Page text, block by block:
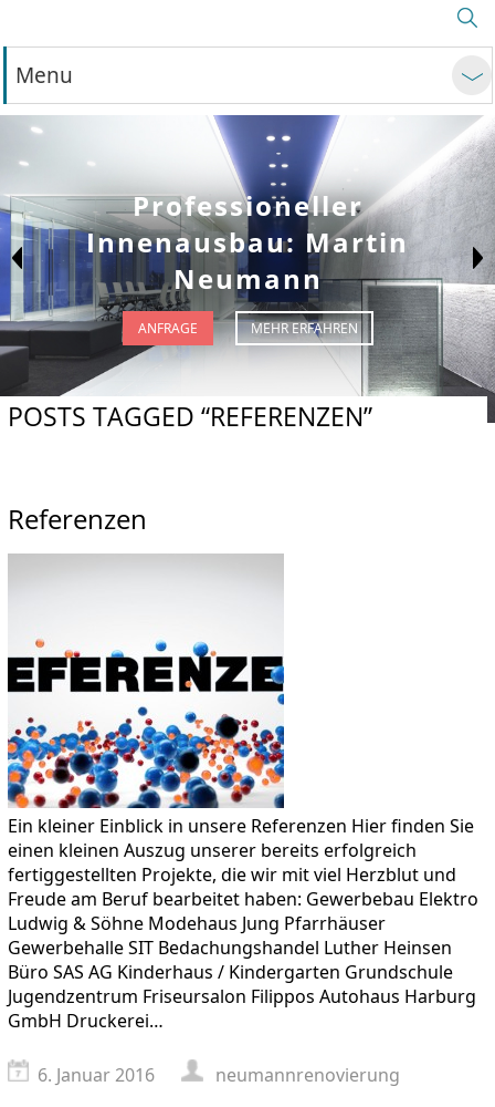
Menu
Professioneller
Innenausbau: Martin
Neumann
ANFRAGE MEHR ERFAHREN
POSTS TAGGED “REFERENZEN”
Referenzen
Ein kleiner Einblick in unsere Referenzen Hier finden Sie
einen kleinen Auszug unserer bereits erfolgreich
fertiggestellten Projekte, die wir mit viel Herzblut und
Freude am Beruf bearbeitet haben: Gewerbebau Elektro
Ludwig & Söhne Modehaus Jung Pfarrhäuser
Gewerbehalle SIT Bedachungshandel Luther Heinsen
Büro SAS AG Kinderhaus / Kindergarten Grundschule
Jugendzentrum Friseursalon Filippos Autohaus Harburg
GmbH Druckerei…
6. Januar 2016
neumannrenovierung